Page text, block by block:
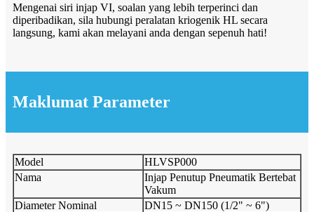
Mengenai siri injap VI, soalan yang lebih terperinci dan
diperibadikan, sila hubungi peralatan kriogenik HL secara
langsung, kami akan melayani anda dengan sepenuh hati!
Maklumat Parameter
Model
HLVSP000
Nama
Injap Penutup Pneumatik Bertebat
Vakum
Diameter Nominal
DN15 ~ DN150 (1/2" ~ 6")